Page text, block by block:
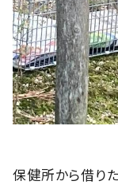
保健所から借り